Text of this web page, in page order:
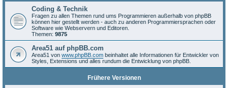
Coding & Technik
Fragen zu allen Themen rund ums Programmieren außerhalb von phpBB
können hier gestellt werden - auch zu anderen Programmiersprachen oder
Software wie Webservern und Editoren.
Themen: 9875
Area51 auf phpBB.com
Area51 von www.phpBB.com beinhaltet alle Informationen für Entwickler von
Styles, Extensions und alles rundum die Entwicklung von phpBB.
Frühere Versionen